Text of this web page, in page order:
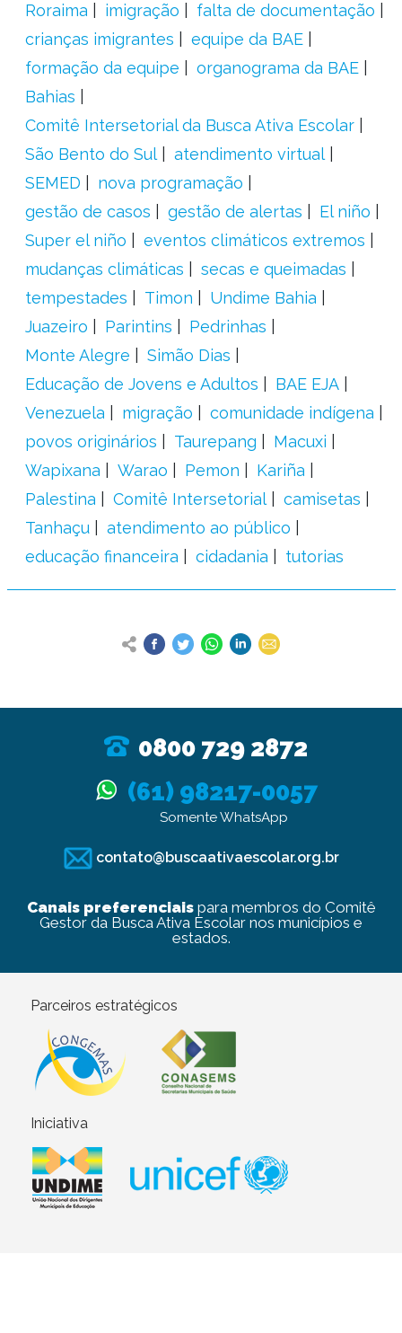
Roraima
imigração
falta de documentação
crianças imigrantes
equipe da BAE
formação da equipe
organograma da BAE
Bahias
Comitê Intersetorial da Busca Ativa Escolar
São Bento do Sul
atendimento virtual
SEMED
nova programação
gestão de casos
gestão de alertas
El niño
Super el niño
eventos climáticos extremos
mudanças climáticas
secas e queimadas
tempestades
Timon
Undime Bahia
Juazeiro
Parintins
Pedrinhas
Monte Alegre
Simão Dias
Educação de Jovens e Adultos
BAE EJA
Venezuela
migração
comunidade indígena
povos originários
Taurepang
Macuxi
Wapixana
Warao Pemon
Kariña
Palestina
Comitê Intersetorial
camisetas
Tanhaçu
atendimento ao público
educação financeira
cidadania tutorias
0800 729 2872
(61) 98217-0057
Somente WhatsApp
contato@buscaativaescolar.org.br
Canais preferenciaispara membros do Comitê
Gestor da Busca Ativa Escolar nos municípios e
estados.
Parceiros estratégicos
Iniciativa